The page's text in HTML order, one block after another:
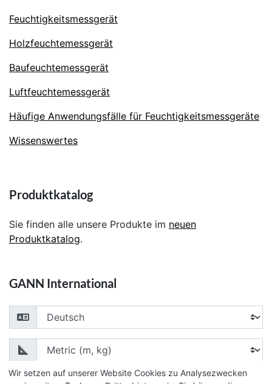
Feuchtigkeitsmessgerät
Holzfeuchtemessgerät
Baufeuchtemessgerät
Luftfeuchtemessgerät
Häufige Anwendungsfälle für Feuchtigkeitsmessgeräte
Wissenswertes
Produktkatalog
Sie finden alle unsere Produkte im neuen
Produktkatalog.
GANN International
Choose your language
Choose your unit of measurement
Wir setzen auf unserer Website Cookies zu Analysezwecken